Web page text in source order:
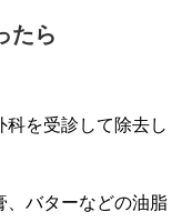
たら
科を受診して除去し
、バターなどの油脂